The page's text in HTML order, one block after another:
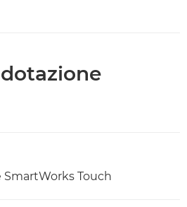
SmartWorks Touch